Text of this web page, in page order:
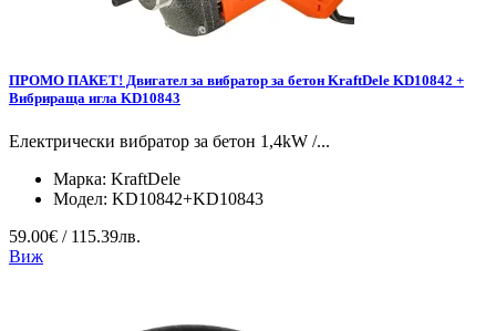
ПРОМО ПАКЕТ! Двигател за вибратор за бетон KraftDele KD10842 +
Вибрираща игла KD10843
Електрически вибратор за бетон 1,4kW /...
Марка: KraftDele
Модел: KD10842+KD10843
59.00€ / 115.39лв.
Виж